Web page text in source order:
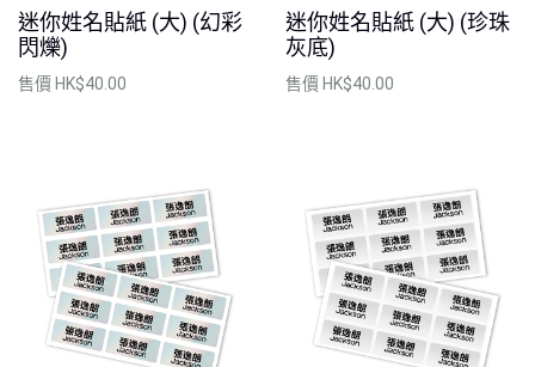
迷你姓名貼紙 (大) (幻彩
閃爍)
售價 HK$40.00
迷你姓名貼紙 (大) (珍珠
灰底)
售價 HK$40.00